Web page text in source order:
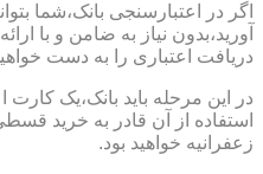
آورید،بدون نیاز به ضامن و با
دریافت اعتباری را به دست
در این مرحله باید بانک،یک کارت
استفاده از آن قادر به خرید
زعفرانیه خواهید بود.